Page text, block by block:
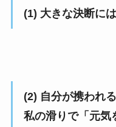
(1) 大きな決断に
(2) 自分が携われ
私の滑りで「元気